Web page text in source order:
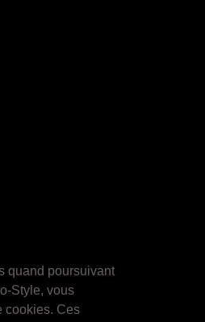
quand poursuivant
Style, vous
cookies. Ces